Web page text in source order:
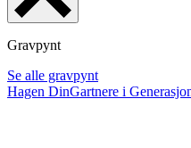
Gravpynt
Se alle gravpynt
Hagen DinGartnere i